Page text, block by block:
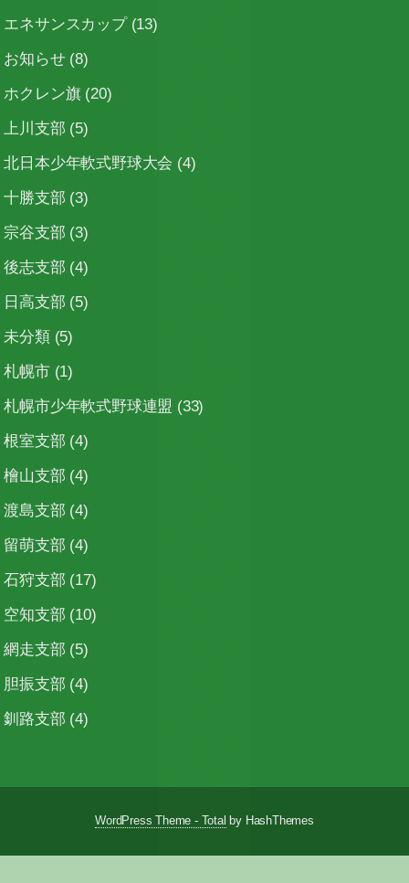
エネサンスカップ(13)
お知らせ(8)
ホクレン旗(20)
上川支部 (5)
北日本少年軟式野球大会 (4)
十勝支部 (3)
宗谷支部 (3)
後志支部 (4)
日高支部 (5)
未分類 (5)
札幌市(1)
札幌市少年軟式野球連盟 (33)
根室支部 (4)
檜山支部 (4)
渡島支部 (4)
留萌支部 (4)
石狩支部 (17)
空知支部 (10)
網走支部 (5)
胆振支部 (4)
釧路支部 (4)
WordPress Theme - Total by HashThemes